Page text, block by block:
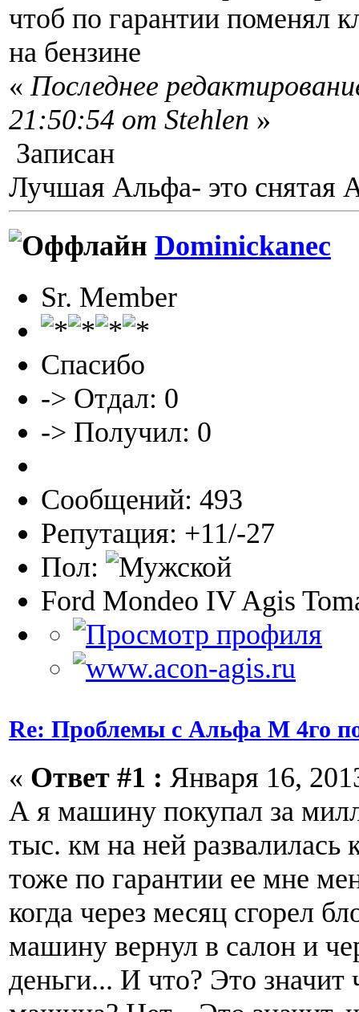
чтоб по гарантии поменял
на бензине
«Последнее
21:50:54 от Stehlen »
Записан
Лучшая Альфа- это снятая
Dominickanec
Sr. Member
Спасибо
-> Отдал: 0
-> Получил: 0
Сообщений: 493
Репутация: +11/-27
Пол:
Ford Mondeo IV Agis
Re: Проблемы с Альфа М 4го
« Ответ #1 : Января 16,
А я машину покупал за
тыс. км на ней развалилась
тоже по гарантии ее мне
когда через месяц сгорел
машину вернул в салон и
деньги... И что? Это значит